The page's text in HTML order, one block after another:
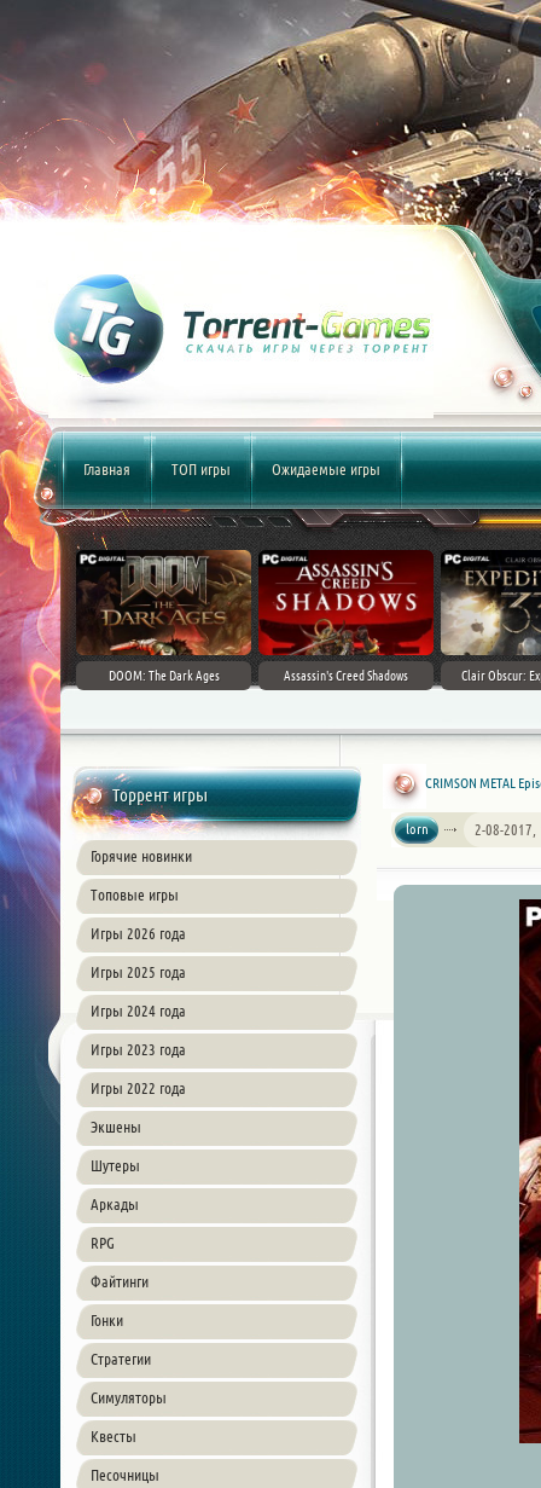
Главная ТОП игры Ожидаемые игры
DOOM: The Dark Ages Assassin's Creed Shadows Clair Obscur:
Торрент игры
Горячие новинки
Топовые игры
Игры 2026 года
Игры 2025 года
Игры 2024 года
Игры 2023 года
Игры 2022 года
Экшены
Шутеры
Аркады
RPG
Файтинги
Гонки
Стратегии
Симуляторы
Квесты
Песочницы
CRIMSON METAL
lorn 2-08-2017,